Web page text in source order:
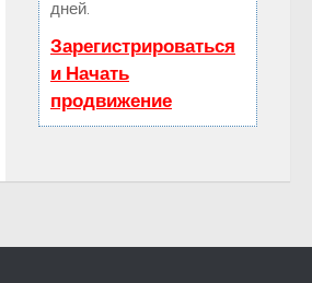
дней.
Зарегистрироваться
и Начать
продвижение